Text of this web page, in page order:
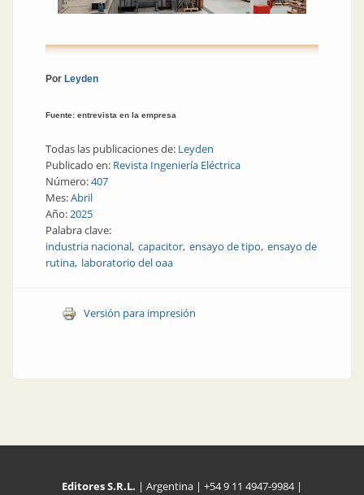
Por Leyden
Fuente: entrevista en la empresa
Todas las publicaciones de: Leyden
Publicado en: Revista Ingeniería Eléctrica
Número:407
Mes:Abril
Año:2025
Palabra clave:
industria nacional capacitor ensayo de tipo ensayo de
rutina laboratorio del oaa
Versión para impresión
Editores S.R.L. | Argentina | +54 9 11 4947-9984 |